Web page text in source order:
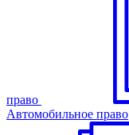
право
Автомобильное право